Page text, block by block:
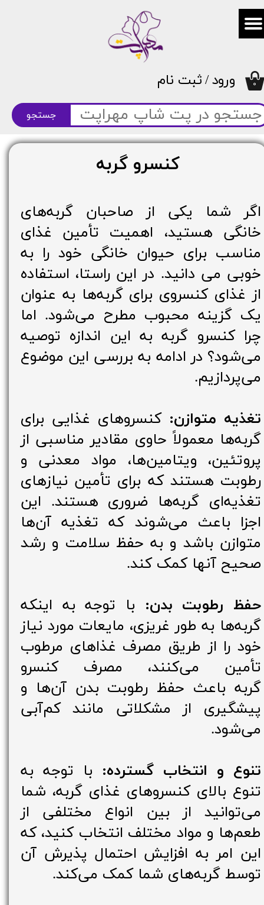
۰
جستجو
ورود/ثبت نام
حساب کاربری من
سفارشات
خروج از حساب کاربری
کنسرو گربه
اگر شما یکی از صاحبان گربه‌های
خانگی هستید، اهمیت تأمین غذای
مناسب برای حیوان خانگی خود را به
خوبی می دانید. در این راستا، استفاده
از غذای کنسروی برای گربه‌ها به عنوان
یک گزینه محبوب مطرح می‌شود. اما
چرا کنسرو گربه‌ به این اندازه توصیه
می‌شود؟ در ادامه به بررسی این موضوع
می‌پردازیم.
تغذیه متوازن: کنسروهای غذایی برای
گربه‌ها معمولاً حاوی مقادیر مناسبی از
پروتئین، ویتامین‌ها، مواد معدنی و
رطوبت هستند که برای تأمین نیازهای
تغذیه‌ای گربه‌ها ضروری هستند. این
اجزا باعث می‌شوند که تغذیه آن‌ها
متوازن باشد و به حفظ سلامت و رشد
صحیح آنها کمک کند.
حفظ رطوبت بدن: با توجه به اینکه
گربه‌ها به طور غریزی، مایعات مورد نیاز
خود را از طریق مصرف غذاهای مرطوب
تأمین می‌کنند، مصرف کنسرو
گربه باعث حفظ رطوبت بدن آن‌ها و
پیشگیری از مشکلاتی مانند کم‌آبی
می‌شود.
تنوع و انتخاب گسترده: با توجه به
تنوع بالای کنسروهای غذای گربه‌، شما
می‌توانید از بین انواع مختلفی از
طعم‌ها و مواد مختلف انتخاب کنید، که
این امر به افزایش احتمال پذیرش آن
توسط گربه‌های شما کمک می‌کند.